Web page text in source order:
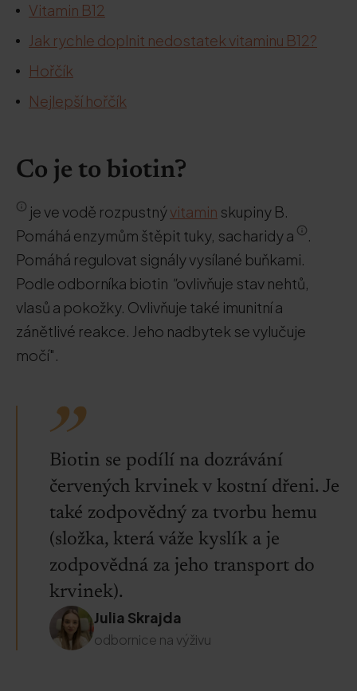
Vitamin B12
Jak rychle doplnit nedostatek vitaminu B12?
Hořčík
Nejlepší hořčík
Co je to biotin?
je ve vodě rozpustnývitamin skupiny B.
Pomáhá enzymům štěpit tuky, sacharidy a
.
Pomáhá regulovat signály vysílané buňkami.
Podle odborníka biotin "ovlivňuje stav nehtů,
vlasů a pokožky. Ovlivňuje také imunitní a
zánětlivé reakce. Jeho nadbytek se vylučuje
močí".
Biotin se podílí na dozrávání
červených krvinek v kostní dřeni. Je
také zodpovědný za tvorbu hemu
(složka, která váže kyslík a je
zodpovědná za jeho transport do
krvinek).
Julia Skrajda
odbornice na výživu